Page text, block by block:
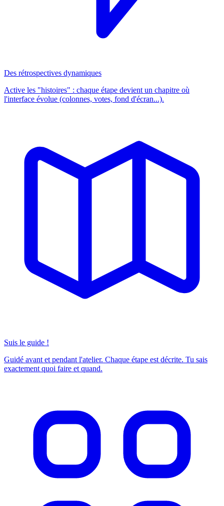
Des rétrospectives dynamiques
Active les "histoires" : chaque étape devient un chapitre où
l'interface évolue (colonnes, votes, fond d'écran...).
Suis le guide !
Guidé avant et pendant l'atelier. Chaque étape est décrite. Tu sais
exactement quoi faire et quand.